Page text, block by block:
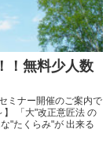
！無料少人数
ミナー開催のご案内で
「大"改正意匠法 の
"たくらみ"が 出来る